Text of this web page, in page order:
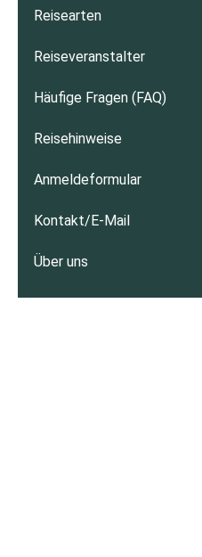
Reisearten
Reiseveranstalter
Häufige Fragen (FAQ)
Reisehinweise
Anmeldeformular
Kontakt/E-Mail
Über uns